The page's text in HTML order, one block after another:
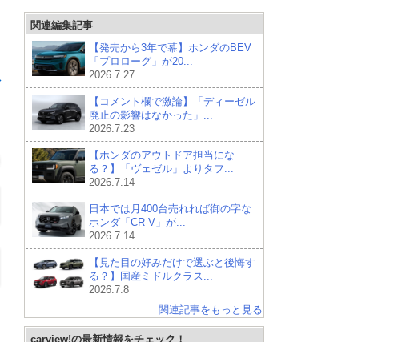
関連編集記事
【発売から3年で幕】ホンダのBEV
「プロローグ」が20...
2026.7.27
【コメント欄で激論】「ディーゼル
廃止の影響はなかった」...
2026.7.23
【ホンダのアウトドア担当にな
る？】「ヴェゼル」よりタフ...
2026.7.14
日本では月400台売れれば御の字な
ホンダ「CR-V」が...
2026.7.14
【見た目の好みだけで選ぶと後悔す
る？】国産ミドルクラス...
2026.7.8
関連記事をもっと見る
carview!の最新情報をチェック！